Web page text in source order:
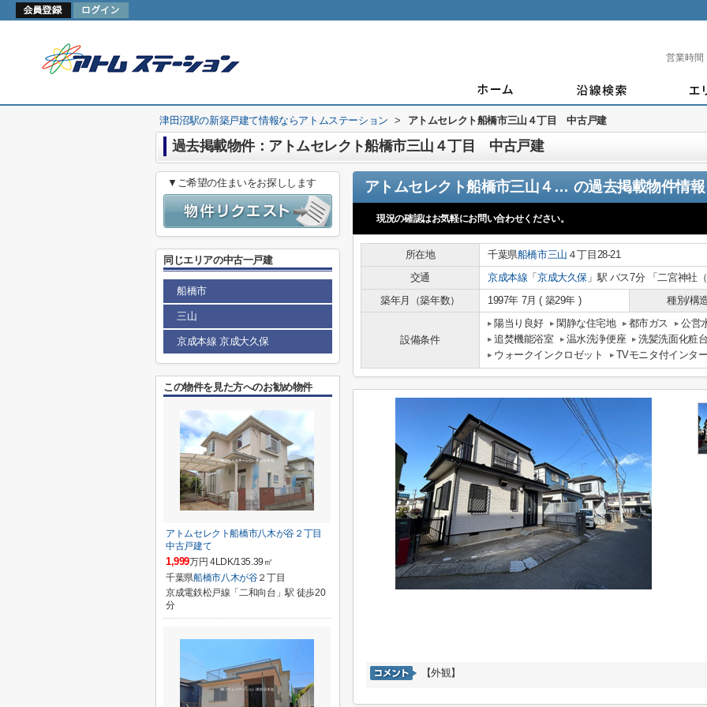
営業時間
津田沼駅の新築戸建て情報ならアトムステーション > アトムセレクト船橋市三山４丁目 中古戸建
過去掲載物件：アトムセレクト船橋市三山４丁目 中古戸建
アトムセレクト船橋市三山４丁目 中古戸建 の過去掲載物件情報
現況の確認はお気軽にお問い合わせください。
所在地 千葉県船橋市三山 ４丁目28-21
交通
京成本線 「京成大久保 」駅 バス7分 「二宮神社
築年月（築年数）
1997年 7月 ( 築29年 ) 種別/構
設備条件
陽当り良好 閑静な住宅地 都市ガス
公営
追焚機能浴室
温水洗浄便座
洗髪洗面化粧
ウォークインクロゼット
TVモニタ付インタ
【外観】
▼ご希望の住まいをお探しします
同じエリアの中古一戸建
船橋市
三山
京成本線 京成大久保
この物件を見た方へのお勧め物件
アトムセレクト船橋市八木が谷２丁目
中古戸建て
1,999万円 4LDK/135.39㎡
千葉県船橋市八木が谷２丁目
京成電鉄松戸線「二和向台」駅 徒歩20
分